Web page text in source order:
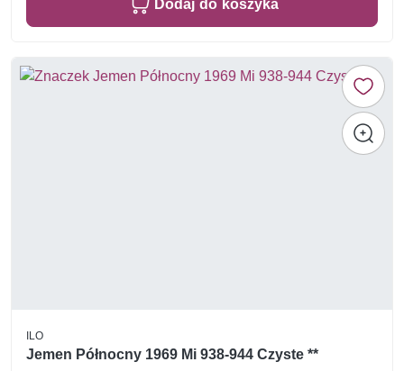
Dodaj do koszyka
ILO
Jemen Północny 1969 Mi 938-944 Czyste **